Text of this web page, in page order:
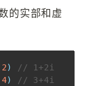
的实部和虚
2)
// 1+2i
4)
// 3+4i